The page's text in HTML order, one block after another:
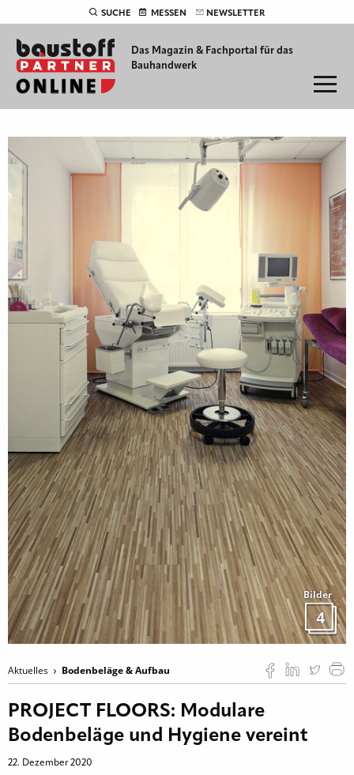
SUCHE MESSEN NEWSLETTER
Das Magazin & Fachportal für das
Bauhandwerk
Bilder
4
Aktuelles Bodenbeläge & Aufbau
PROJECT FLOORS: Modulare
Bodenbeläge und Hygiene vereint
22. Dezember 2020